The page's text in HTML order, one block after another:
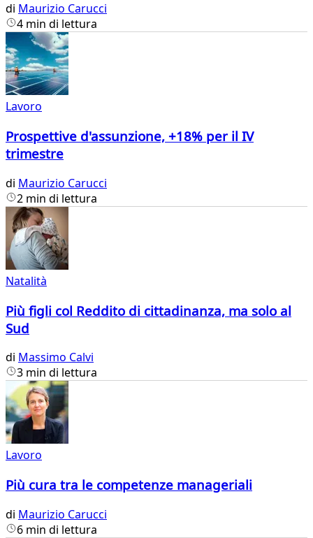
di Maurizio Carucci
4 min di lettura
Lavoro
Prospettive d'assunzione, +18% per il IV
trimestre
di Maurizio Carucci
2 min di lettura
Natalità
Più figli col Reddito di cittadinanza, ma solo al
Sud
di Massimo Calvi
3 min di lettura
Lavoro
Più cura tra le competenze manageriali
di Maurizio Carucci
6 min di lettura